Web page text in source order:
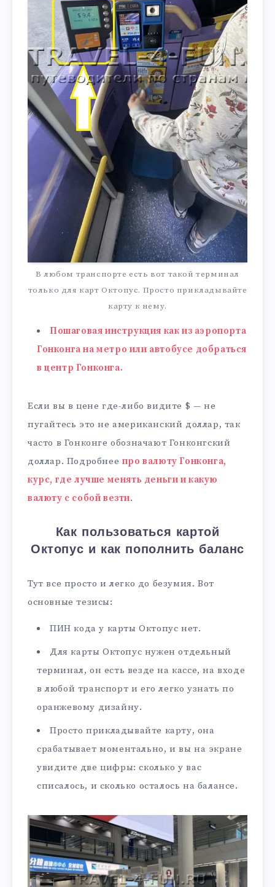
В любом транспорте есть вот такой терминал
только для карт Октопус. Просто прикладывайте
карту к нему.
Пошаговая инструкция как из аэропорта
Гонконга на метро или автобусе добраться
в центр Гонконга.
Если вы в цене где-либо видите $ — не
пугайтесь это не американский доллар, так
часто в Гонконге обозначают Гонконгский
доллар. Подробнее про валюту Гонконга,
курс, где лучше менять деньги и какую
валюту с собой везти.
Как пользоваться картой
Октопус и как пополнить баланс
Тут все просто и легко до безумия. Вот
основные тезисы:
ПИН кода у карты Октопус нет.
Для карты Октопус нужен отдельный
терминал, он есть везде на кассе, на входе
в любой транспорт и его легко узнать по
оранжевому дизайну.
Просто прикладывайте карту, она
срабатывает моментально, и вы на экране
увидите две цифры: сколько у вас
списалось, и сколько осталось на балансе.